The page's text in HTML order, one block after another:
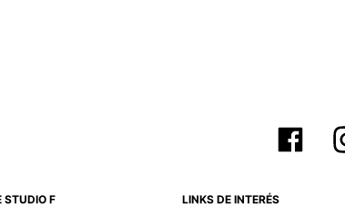
STUDIO F LINKS DE INTERÉS